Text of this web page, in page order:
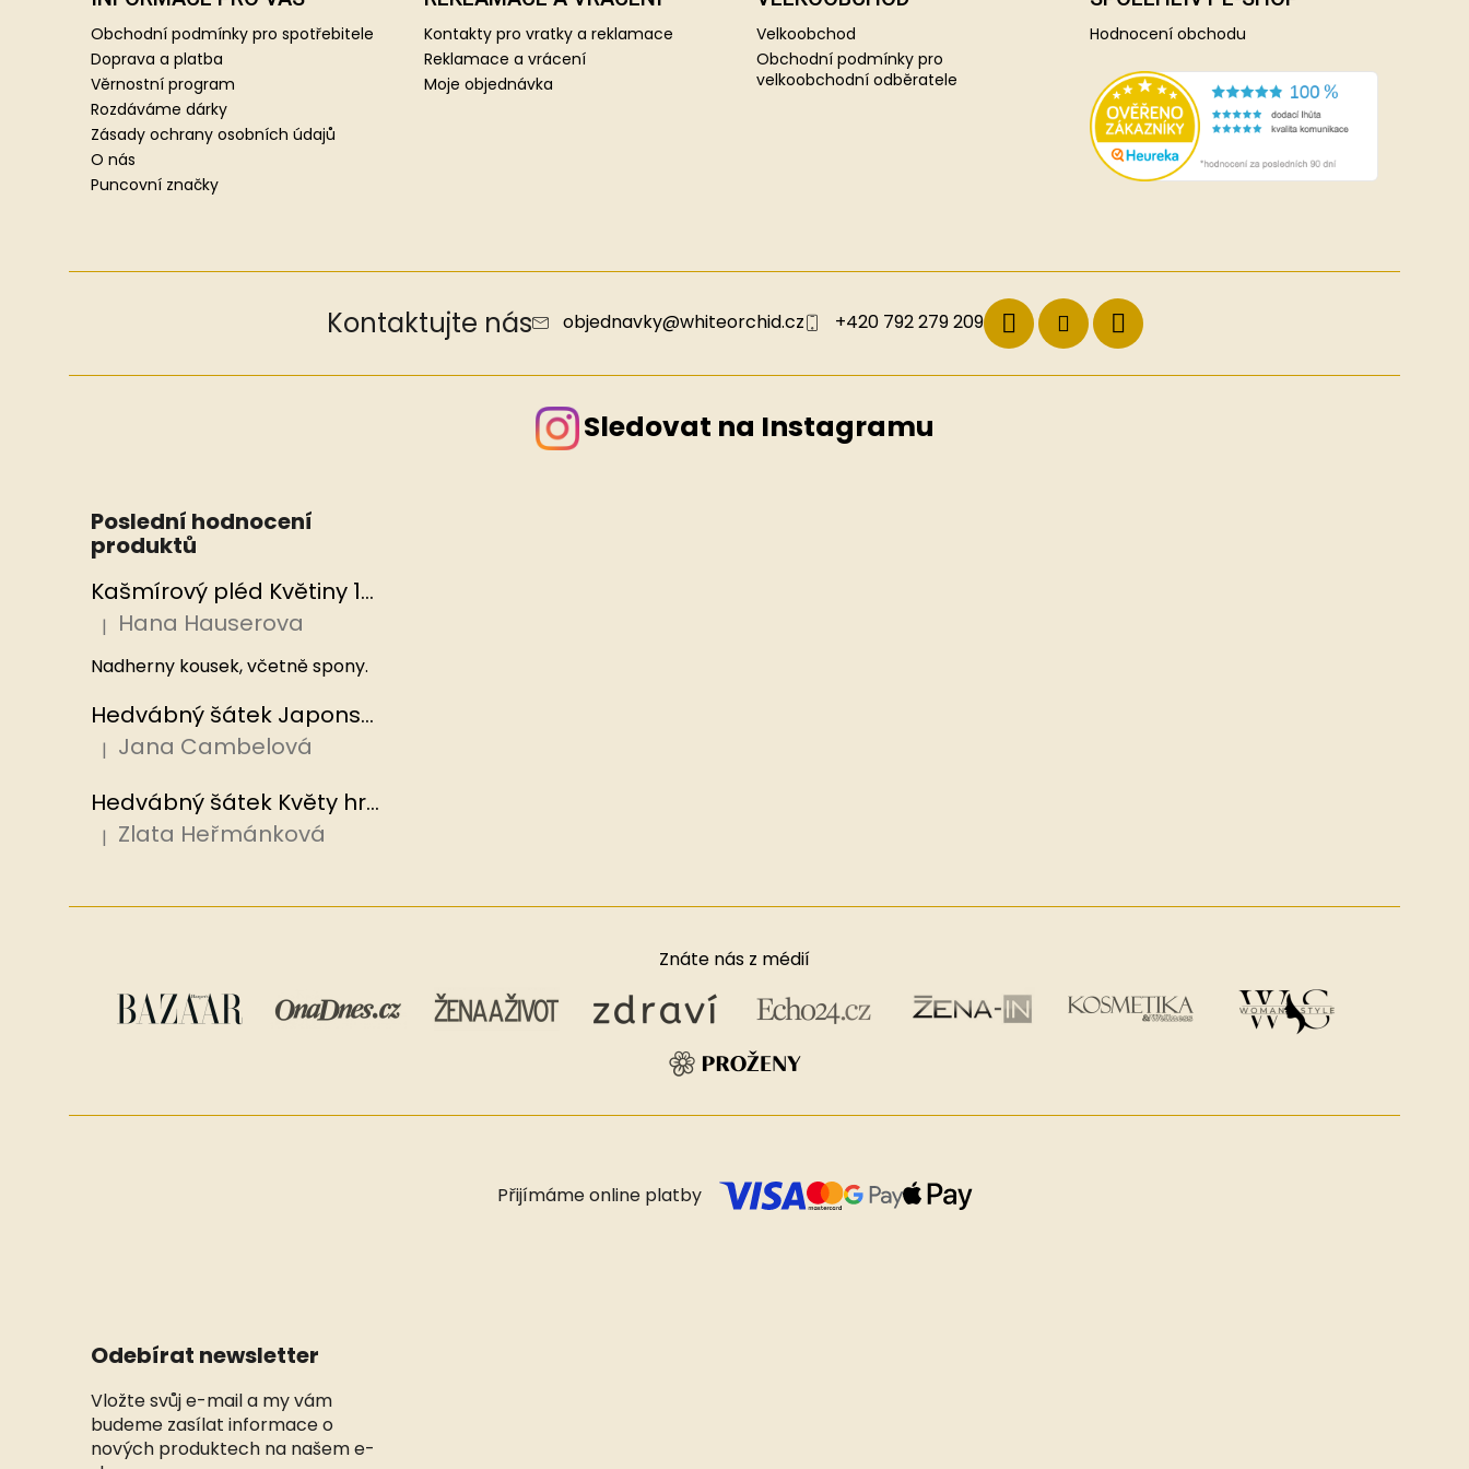
Obchodní podmínky pro spotřebitele
Doprava a platba
Věrnostní program
Rozdáváme dárky
Zásady ochrany osobních údajů
O nás
Puncovní značky
Kontakty pro vratky a reklamace
Reklamace a vrácení
Moje objednávka
Velkoobchod
Obchodní podmínky pro
velkoobchodní odběratele
Hodnocení obchodu
Kontaktujte nás objednavky@whiteorchid.cz +420 792 279 209
Sledovat na Instagramu
Poslední hodnocení
produktů
Kašmírový pléd Květiny 100x200 cm, Hedvábný svět
Hodnocení produktu je 5 z 5 hvězdiček.
| Hana Hauserova
Nadherny kousek, včetně spony.
Hedvábný šátek Japonská zahrada 110x110 cm v dárkovém balení, HEDVÁBNÝ SVĚT
Hodnocení produktu je 5 z 5 hvězdiček.
| Jana Cambelová
Hedvábný šátek Květy hrachoru 53x53 cm v dárkovém balení, HEDVÁBNÝ SVĚT
Hodnocení produktu je 5 z 5 hvězdiček.
| Zlata Heřmánková
Znáte nás z médií
Přijímáme online platby
Odebírat newsletter
Vložte svůj e-mail a my vám
budeme zasílat informace o
nových produktech na našem e-